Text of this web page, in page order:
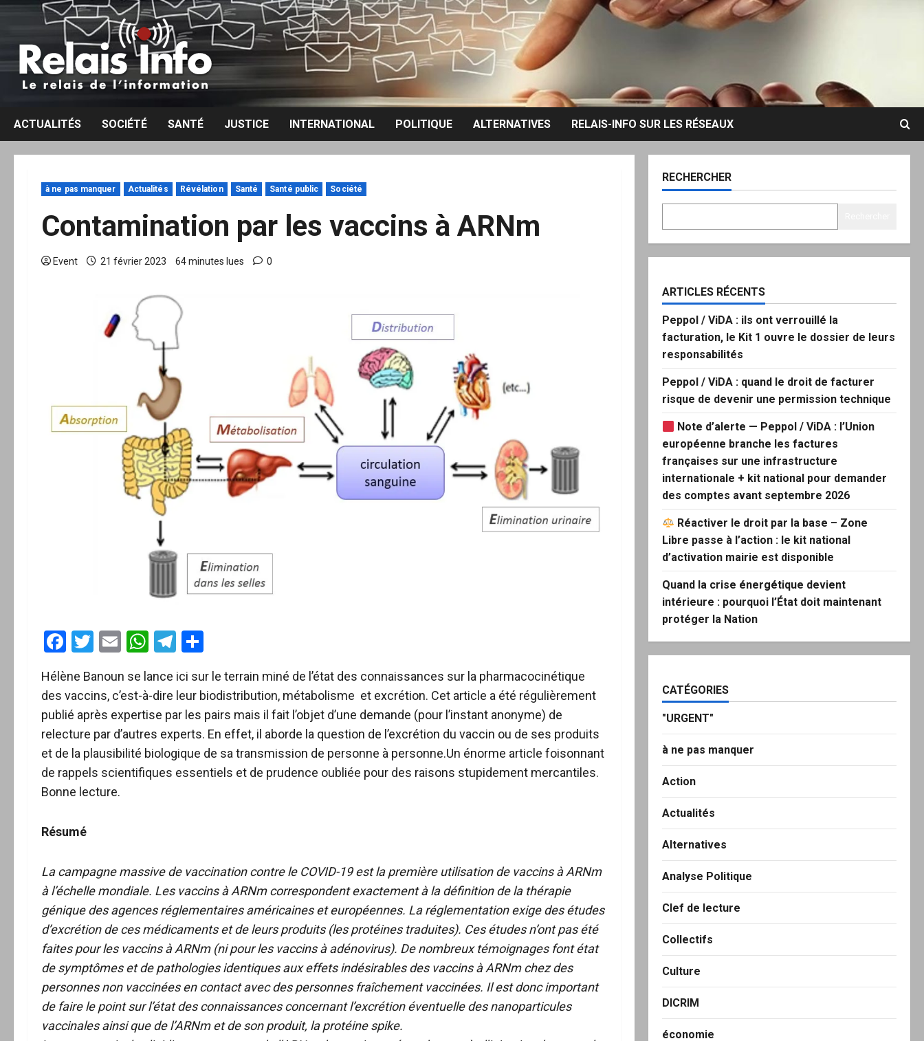
Aller
contenu
ACTUALITÉS SOCIÉTÉ SANTÉ JUSTICE INTERNATIONAL POLITIQUE ALTERNATIVES RELAIS-INFO SUR LES RÉSEAUX
à ne pas manquer Actualités Révélation Santé Santé public Société
Contamination par les vaccins à ARNm
Event 21 février 2023 64 minutes lues 0
Facebook
Twitter
EmailWhatsApp
Telegram
Hélène Banoun se lance ici sur le terrain miné de l’état des connaissances sur la pharmacocinétique
des vaccins, c’est-à-dire leur biodistribution, métabolisme et excrétion. Cet article a été régulièrement
publié après expertise par les pairs mais il fait l’objet d’une demande (pour l’instant anonyme) de
relecture par d’autres experts. En effet, il aborde la question de l’excrétion du vaccin ou de ses produits
et de la plausibilité biologique de sa transmission de personne à personne.Un énorme article foisonnant
de rappels scientifiques essentiels et de prudence oubliée pour des raisons stupidement mercantiles.
Bonne lecture.
Résumé
La campagne massive de vaccination contre le COVID-19 est la première utilisation de vaccins à ARNm
à l’échelle mondiale. Les vaccins à ARNm correspondent exactement à la définition de la thérapie
génique des agences réglementaires américaines et européennes. La réglementation exige des études
d’excrétion de ces médicaments et de leurs produits (les protéines traduites). Ces études n’ont pas été
faites pour les vaccins à ARNm (ni pour les vaccins à adénovirus). De nombreux témoignages font état
de symptômes et de pathologies identiques aux effets indésirables des vaccins à ARNm chez des
personnes non vaccinées en contact avec des personnes fraîchement vaccinées. Il est donc important
de faire le point sur l’état des connaissances concernant l’excrétion éventuelle des nanoparticules
vaccinales ainsi que de l’ARNm et de son produit, la protéine spike.
RECHERCHER
ARTICLES RÉCENTS
Peppol / ViDA : ils ont verrouillé la
facturation, le Kit 1 ouvre le dossier de leurs
responsabilités
Peppol / ViDA : quand le droit de facturer
risque de devenir une permission technique
Note d’alerte — Peppol / ViDA : l’Union
européenne branche les factures
françaises sur une infrastructure
internationale + kit national pour demander
des comptes avant septembre 2026
Réactiver le droit par la base – Zone
Libre passe à l’action : le kit national
d’activation mairie est disponible
Quand la crise énergétique devient
intérieure : pourquoi l’État doit maintenant
protéger la Nation
CATÉGORIES
"URGENT"
à ne pas manquer
Action
Actualités
Alternatives
Analyse Politique
Clef de lecture
Collectifs
Culture
DICRIM
économie